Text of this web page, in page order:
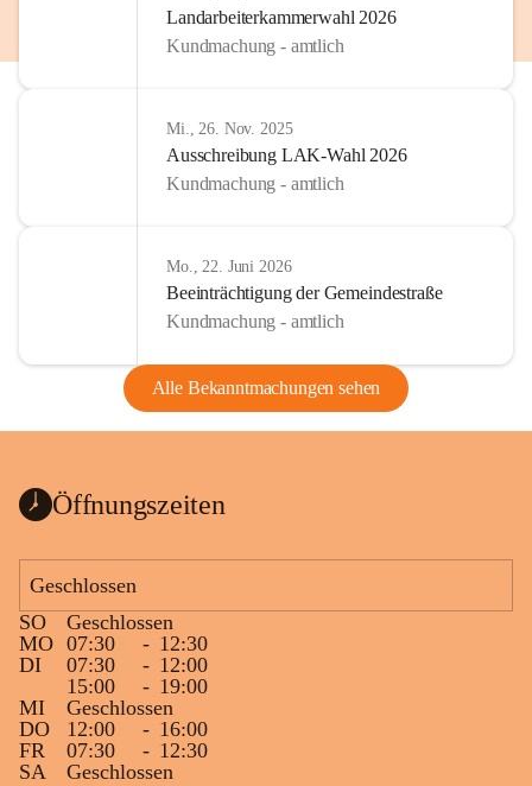
Landarbeiterkammerwahl 2026
Kundmachung - amtlich
Mi., 26. Nov. 2025
Ausschreibung LAK-Wahl 2026
Kundmachung - amtlich
Mo., 22. Juni 2026
Beeinträchtigung der Gemeindestraße
Kundmachung - amtlich
Alle Bekanntmachungen sehen
Öffnungszeiten
Geschlossen
SO
Geschlossen
MO 07:30 - 12:30
DI
07:30 - 12:00
15:00
- 19:00
MI
Geschlossen
DO
12:00 - 16:00
FR
07:30 - 12:30
SA
Geschlossen